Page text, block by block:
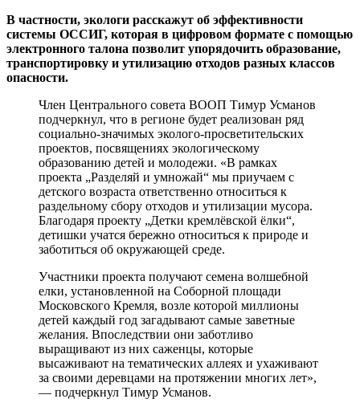
В частности, экологи расскажут об эффективности
системы ОССИГ, которая в цифровом формате с помощью
электронного талона позволит упорядочить образование,
транспортировку и утилизацию отходов разных классов
опасности.
Член Центрального совета ВООП Тимур Усманов
подчеркнул, что в регионе будет реализован ряд
социально-значимых эколого-просветительских
проектов, посвящениях экологическому
образованию детей и молодежи. «В рамках
проекта „Разделяй и умножай“ мы приучаем с
детского возраста ответственно относиться к
раздельному сбору отходов и утилизации мусора.
Благодаря проекту „Детки кремлёвской ёлки“,
детишки учатся бережно относиться к природе и
заботиться об окружающей среде.
Участники проекта получают семена волшебной
елки, установленной на Соборной площади
Московского Кремля, возле которой миллионы
детей каждый год загадывают самые заветные
желания. Впоследствии они заботливо
выращивают из них саженцы, которые
высаживают на тематических аллеях и ухаживают
за своими деревцами на протяжении многих лет»,
— подчеркнул Тимур Усманов.